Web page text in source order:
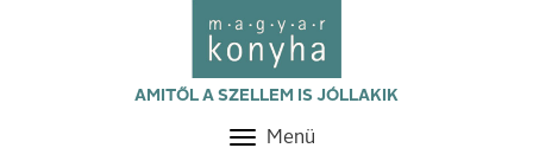
AMITŐL A SZELLEM IS JÓLLAKIK
Toggle
Menü